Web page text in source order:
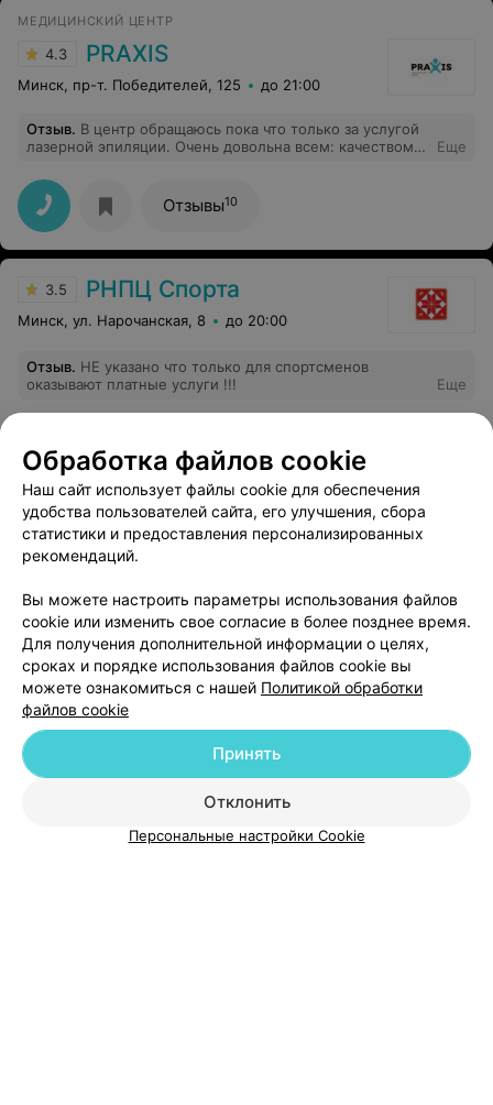
МЕДИЦИНСКИЙ ЦЕНТР
4.3 PRAXIS
Минск, пр-т. Победителей, 125 до 21:00
Отзыв. В центр обращаюсь пока что только за услугой
лазерной эпиляции. Очень довольна всем: качеством,
специалист), ценами. Планирую записаться и на другие
процедуры.
Еще
Отзывы10
3.5 РНПЦ Спорта
Минск, ул. Нарочанская, 8 до 20:00
Отзыв. НЕ указано что только для спортсменов
оказывают платные услуги !!!
Еще
Добавить компанию
Добавить специалиста
Новости проекта
Размещение рекламы
Медицинский маркетинг
Публичный договор
Обработка файлов cookie
Наш сайт использует файлы cookie для обеспечения
удобства пользователей сайта, его улучшения, сбора
статистики и предоставления персонализированных
рекомендаций.
Вы можете настроить параметры использования файлов
cookie или изменить свое согласие в более позднее время.
Для получения дополнительной информации о целях,
сроках и порядке использования файлов cookie вы
можете ознакомиться с нашей Политикой обработки
файлов cookie
Отклонить
Принять
Персональные настройки Cookie